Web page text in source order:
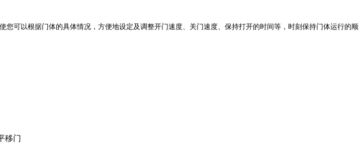
可以根据门体的具体情况，方便地设定及调整开门速度、关门速度、保持打开的时间等，时刻保持门体运行的顺